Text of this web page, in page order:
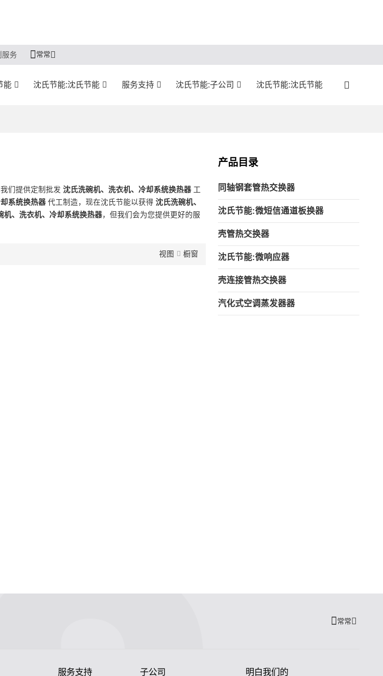
服务 常常
能 沈氏节能:沈氏节能 服务支持 沈氏节能:子公司 沈氏节能:沈氏节能
们提供定制批发 沈氏洗碗机、洗衣机、冷却系统换热器工
系统换热器代工制造，现在沈氏节能以获得 沈氏洗碗机、
机、洗衣机、冷却系统换热器，但我们会为您提供更好的服
视图 橱窗
产品目录
同轴钢套管热交换器
沈氏节能:微短信通道板换器
壳管热交换器
沈氏节能:微响应器
壳连接管热交换器
汽化式空调蒸发器器
常常
服务支持 子公司 明白我们的